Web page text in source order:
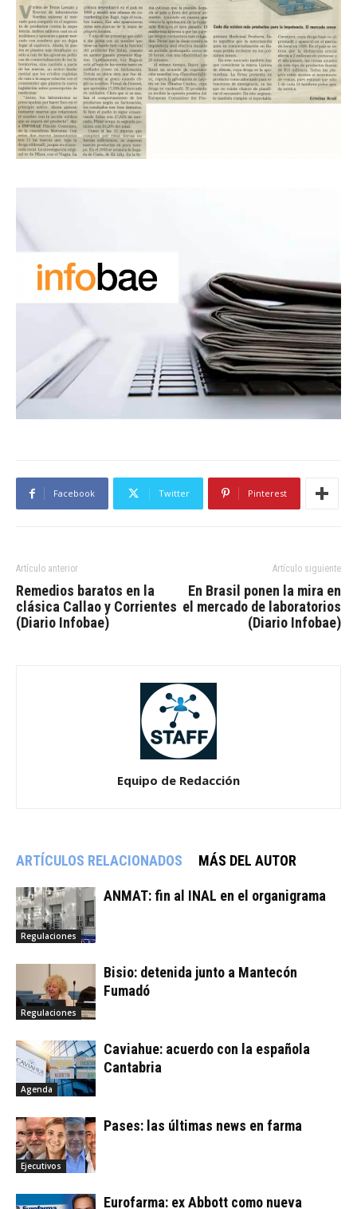
Facebook Twitter Pinterest
Artículo anterior
Remedios baratos en la
clásica Callao y Corrientes
(Diario Infobae)
Artículo siguiente
En Brasil ponen la mira en
el mercado de laboratorios
(Diario Infobae)
Equipo de Redacción
ARTÍCULOS RELACIONADOS MÁS DEL AUTOR
Regulaciones
ANMAT: fin al INAL en el organigrama
Regulaciones
Bisio: detenida junto a Mantecón
Fumadó
Agenda
Caviahue: acuerdo con la española
Cantabria
Ejecutivos
Pases: las últimas news en farma
Eurofarma: ex Abbott como nueva